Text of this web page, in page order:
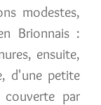
modestes,
Brionnais :
ensuite,
d'une petite
couverte par